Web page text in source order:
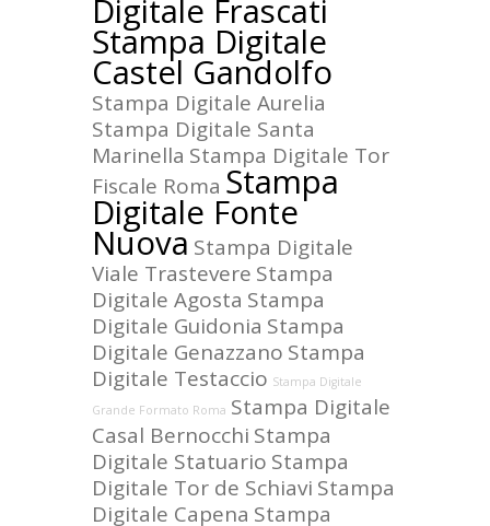
Digitale Frascati
Stampa Digitale
Castel Gandolfo
Stampa Digitale Aurelia
Stampa Digitale Santa
Marinella Stampa Digitale Tor
Fiscale Roma Stampa
Digitale Fonte
Nuova Stampa Digitale
Viale Trastevere Stampa
Digitale Agosta Stampa
Digitale Guidonia Stampa
Digitale Genazzano Stampa
Digitale Testaccio Stampa Digitale
Grande Formato Roma Stampa Digitale
Casal Bernocchi Stampa
Digitale Statuario Stampa
Digitale Tor de Schiavi Stampa
Digitale Capena Stampa